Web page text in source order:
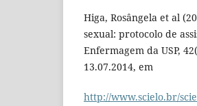
Higa, Rosângela et al
sexual: protocolo de
Enfermagem da USP,
13.07.2014, em
http://www.scielo.br/